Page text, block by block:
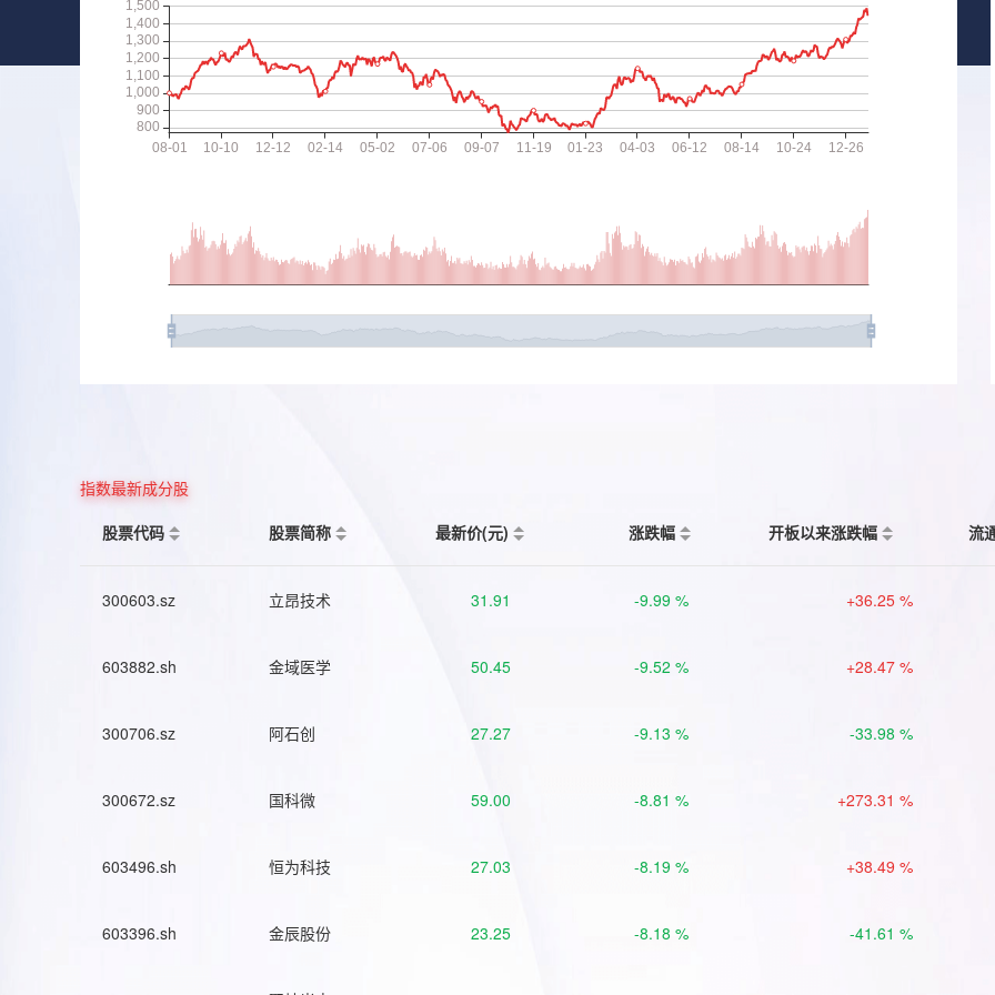
指数最新成分股
股票代码
股票简称 最新价(元) 涨跌幅 开板以来涨跌幅 流
300603.sz 立昂技术 31.91 -9.99 % +36.25 %
603882.sh 金域医学 50.45 -9.52 % +28.47 %
300706.sz 阿石创 27.27 -9.13 % -33.98 %
300672.sz 国科微 59.00 -8.81 % +273.31 %
603496.sh 恒为科技 27.03 -8.19 % +38.49 %
603396.sh 金辰股份 23.25 -8.18 % -41.61 %